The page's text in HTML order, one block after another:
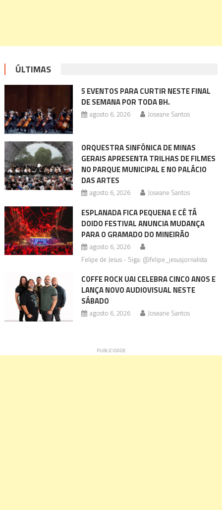
ÚLTIMAS
5 EVENTOS PARA CURTIR NESTE FINAL
DE SEMANA POR TODA BH.
agosto 6, 2026 Joseane Santos
ORQUESTRA SINFÔNICA DE MINAS
GERAIS APRESENTA TRILHAS DE FILMES
NO PARQUE MUNICIPAL E NO PALÁCIO
DAS ARTES
agosto 6, 2026 Joseane Santos
ESPLANADA FICA PEQUENA E CÊ TÁ
DOIDO FESTIVAL ANUNCIA MUDANÇA
PARA O GRAMADO DO MINEIRÃO
agosto 6, 2026
Felipe de Jesus - Siga: @felipe_jesusjornalista
COFFE ROCK UAI CELEBRA CINCO ANOS E
LANÇA NOVO AUDIOVISUAL NESTE
SÁBADO
agosto 6, 2026 Joseane Santos